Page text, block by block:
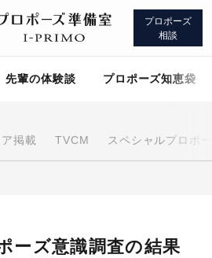
プロポーズ
相談
先輩の体験談 プロポーズ知恵袋
掲載 TVCM スペシャルプロポ
ーズ意識調査の結果
先輩の体験談